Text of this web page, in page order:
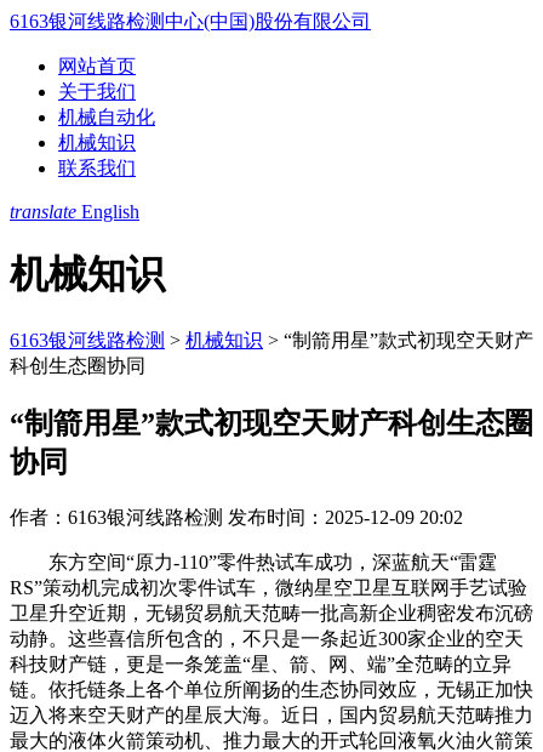
6163银河线路检测中心(中国)股份有限公司
网站首页
关于我们
机械自动化
机械知识
联系我们
translate English
机械知识
6163银河线路检测 > 机械知识 > “制箭用星”款式初现空天财产
科创生态圈协同
“制箭用星”款式初现空天财产科创生态圈
协同
作者：6163银河线路检测 发布时间：2025-12-09 20:02
东方空间“原力-110”零件热试车成功，深蓝航天“雷霆
RS”策动机完成初次零件试车，微纳星空卫星互联网手艺试验
卫星升空近期，无锡贸易航天范畴一批高新企业稠密发布沉磅
动静。这些喜信所包含的，不只是一条起近300家企业的空天
科技财产链，更是一条笼盖“星、箭、网、端”全范畴的立异
链。依托链条上各个单位所阐扬的生态协同效应，无锡正加快
迈入将来空天财产的星辰大海。近日，国内贸易航天范畴推力
最大的液体火箭策动机、推力最大的开式轮回液氧火油火箭策